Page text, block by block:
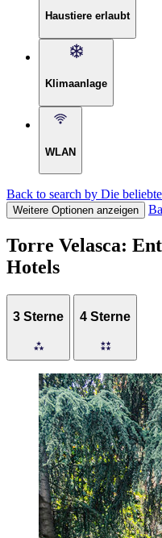
Haustiere erlaubt
Klimaanlage
WLAN
Back to search by Die
Weitere Optionen anzeigen
Torre Velasca:
Hotels
3 Sterne 4 Sterne